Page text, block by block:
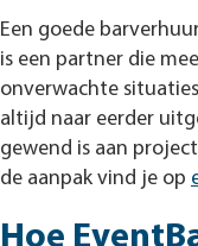
Een goede
is een partner die
onverwachte
altijd naar eerder
gewend is aan
de aanpak vind je op
Hoe